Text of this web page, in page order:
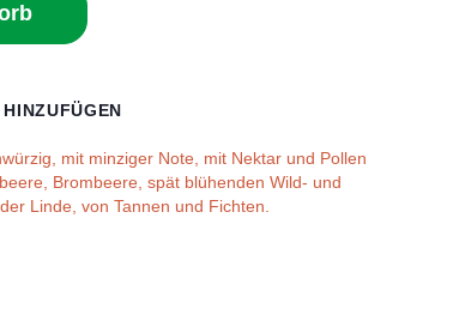
mit minziger Note, mit Nektar und Pollen
Brombeere, spät blühenden Wild- und
Linde, von Tannen und Fichten.